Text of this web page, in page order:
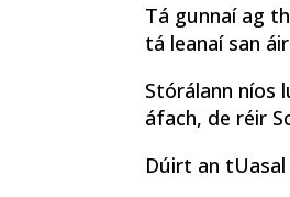
Tá gunnaí ag
tá leanaí san
Stórálann níos
áfach, de réir
Dúirt an